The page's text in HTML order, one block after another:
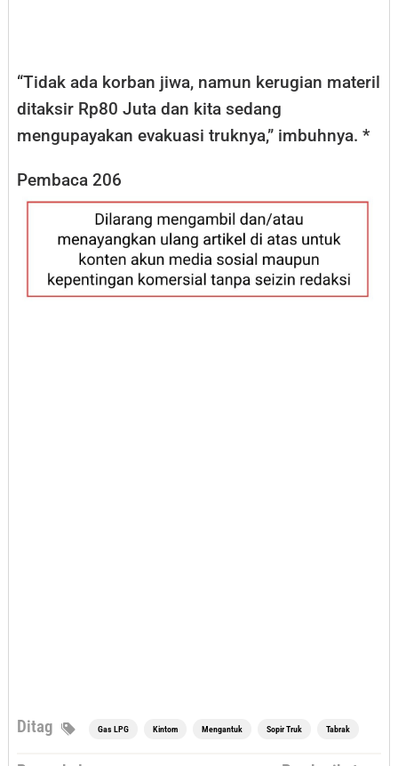
“Tidak ada korban jiwa, namun kerugian materil
ditaksir Rp80 Juta dan kita sedang
mengupayakan evakuasi truknya,” imbuhnya. *
Pembaca 206
Ditag Gas LPG Kintom Mengantuk Sopir Truk Tabrak